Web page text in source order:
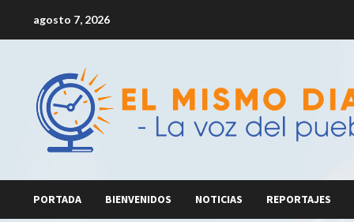
agosto 7, 2026
PORTADA BIENVENIDOS NOTICIAS REPORTAJES